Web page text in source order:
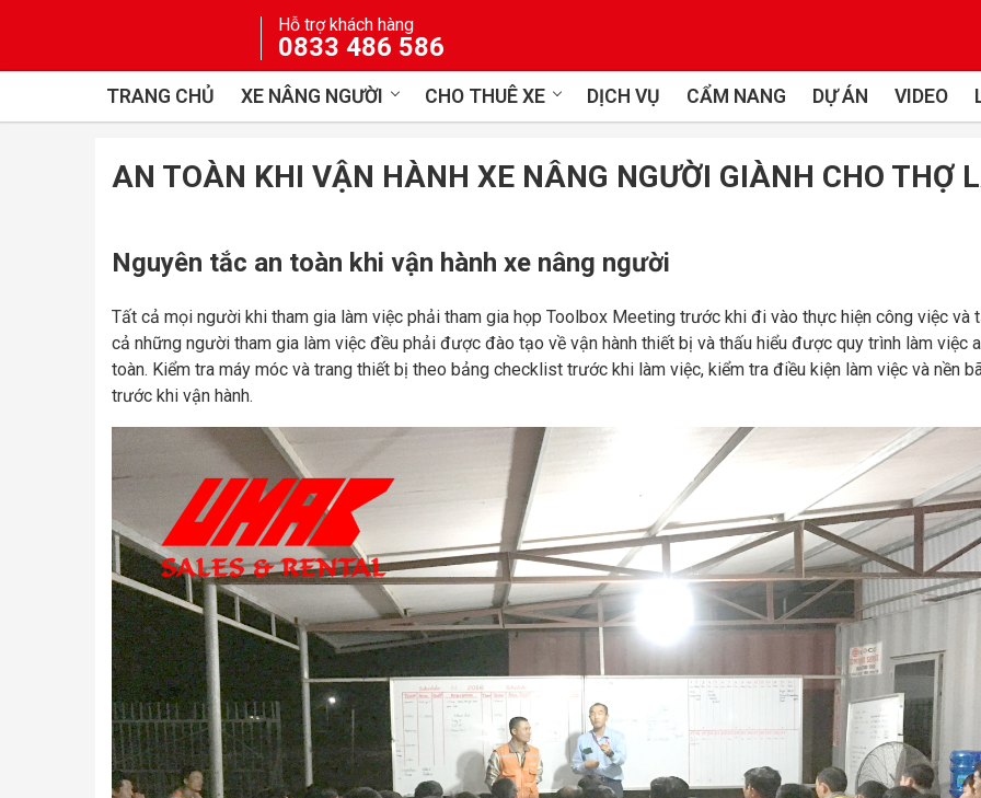
Hỗ trợ khách hàng
0833 486 586
TRANG CHỦ XE NÂNG NGƯỜI CHO THUÊ XE DỊCH VỤ CẨM NANG DỰ ÁN VIDEO
AN TOÀN KHI VẬN HÀNH XE NÂNG NGƯỜI GIÀNH CHO THỢ
Nguyên tắc an toàn khi vận hành xe nâng người
Tất cả mọi người khi tham gia làm việc phải tham gia họp Toolbox Meeting trước khi đi vào thực hiện công việc và
cả những người tham gia làm việc đều phải được đào tạo về vận hành thiết bị và thấu hiểu được quy trình làm việc
toàn. Kiểm tra máy móc và trang thiết bị theo bảng checklist trước khi làm việc, kiểm tra điều kiện làm việc và nền
trước khi vận hành.